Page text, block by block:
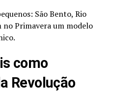
São Bento, Rio
no Primavera um modelo
como
Revolução